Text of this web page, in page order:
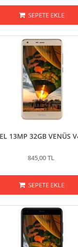
SEPETE EKLE
13MP 32GB VENÜS
845,00 TL
SEPETE EKLE